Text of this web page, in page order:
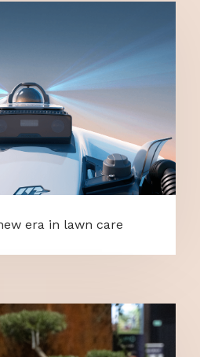
era in lawn care